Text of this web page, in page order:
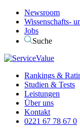
Newsroom
Wissenschafts-
Jobs
Suche
Rankings &
Studien & Tests
Leistungen
Über uns
Kontakt
0221 67 78 67 0